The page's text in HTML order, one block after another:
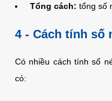
Tổng cách: tổng số
4 - Cách tính số
Có nhiều cách tính số
có: